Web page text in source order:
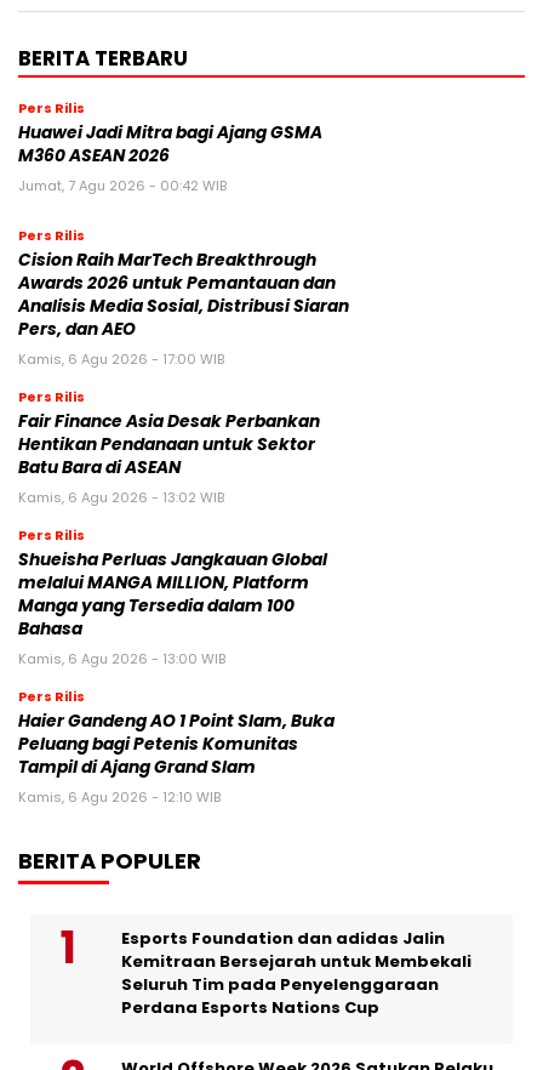
BERITA TERBARU
Pers Rilis
Huawei Jadi Mitra bagi Ajang GSMA
M360 ASEAN 2026
Jumat, 7 Agu 2026 - 00:42 WIB
Pers Rilis
Cision Raih MarTech Breakthrough
Awards 2026 untuk Pemantauan dan
Analisis Media Sosial, Distribusi Siaran
Pers, dan AEO
Kamis, 6 Agu 2026 - 17:00 WIB
Pers Rilis
Fair Finance Asia Desak Perbankan
Hentikan Pendanaan untuk Sektor
Batu Bara di ASEAN
Kamis, 6 Agu 2026 - 13:02 WIB
Pers Rilis
Shueisha Perluas Jangkauan Global
melalui MANGA MILLION, Platform
Manga yang Tersedia dalam 100
Bahasa
Kamis, 6 Agu 2026 - 13:00 WIB
Pers Rilis
Haier Gandeng AO 1 Point Slam, Buka
Peluang bagi Petenis Komunitas
Tampil di Ajang Grand Slam
Kamis, 6 Agu 2026 - 12:10 WIB
BERITA POPULER
Esports Foundation dan adidas Jalin
Kemitraan Bersejarah untuk Membekali
Seluruh Tim pada Penyelenggaraan
Perdana Esports Nations Cup